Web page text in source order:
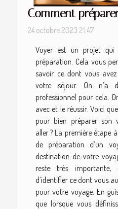
Comment
24 octobre 2023 21:47
Voyer est un projet qui
préparation. Cela vous
savoir ce dont vous
votre séjour. On n’a
professionnel pour cela.
avec et le réussir. Voici
pour bien préparer son
aller ? La première étape
de préparation d’un
destination de votre
reste très
d’identifier ce dont vous
pour votre voyage. En
que lorsque vous